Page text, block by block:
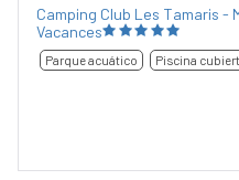
Camping Club Les Tamaris -
Vacances
Parque acuático Piscina